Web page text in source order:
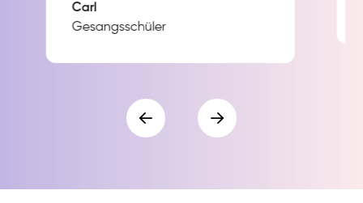
Carl
Gesangsschüler